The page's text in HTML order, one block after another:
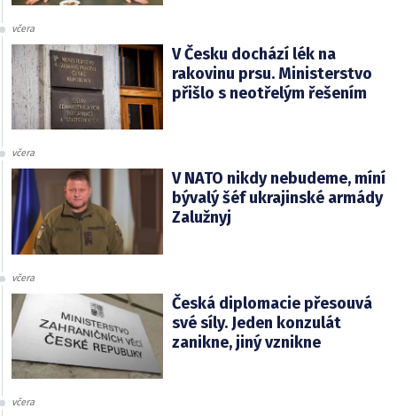
včera
V Česku dochází lék na
rakovinu prsu. Ministerstvo
přišlo s neotřelým řešením
včera
V NATO nikdy nebudeme, míní
bývalý šéf ukrajinské armády
Zalužnyj
včera
Česká diplomacie přesouvá
své síly. Jeden konzulát
zanikne, jiný vznikne
včera